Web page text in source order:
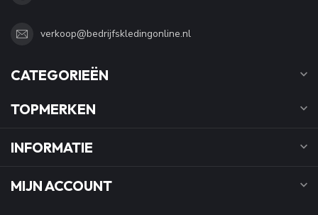
verkoop@bedrijfskledingonline.nl
CATEGORIEËN
TOPMERKEN
INFORMATIE
MIJN ACCOUNT